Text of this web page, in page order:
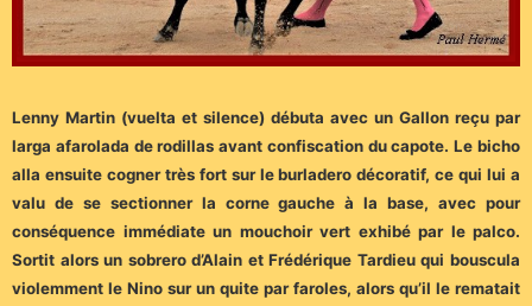
Lenny Martin (vuelta et silence) débuta avec un Gallon reçu par
larga afarolada de rodillas avant confiscation du capote. Le bicho
alla ensuite cogner très fort sur le burladero décoratif, ce qui lui a
valu de se sectionner la corne gauche à la base, avec pour
conséquence immédiate un mouchoir vert exhibé par le palco.
Sortit alors un sobrero d’Alain et Frédérique Tardieu qui bouscula
violemment le Nino sur un quite par faroles, alors qu’il le rematait